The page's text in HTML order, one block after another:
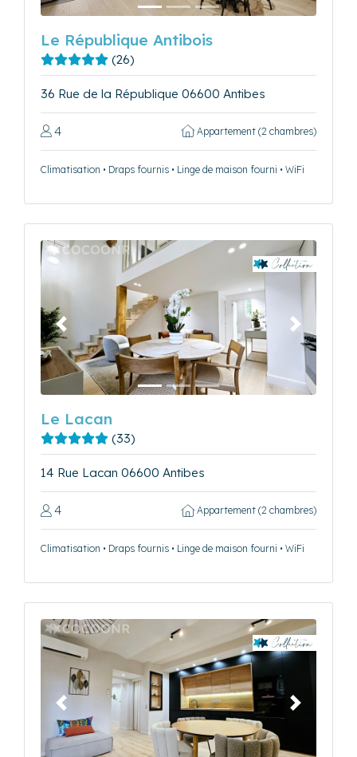
Le République Antibois
(26)
36 Rue de la République 06600 Antibes
4 Appartement (2 chambres)
Climatisation • Draps fournis • Linge de maison fourni • WiFi
Précédent Suivant
Le Lacan
(33)
14 Rue Lacan 06600 Antibes
4 Appartement (2 chambres)
Climatisation • Draps fournis • Linge de maison fourni • WiFi
Précédent Suivant